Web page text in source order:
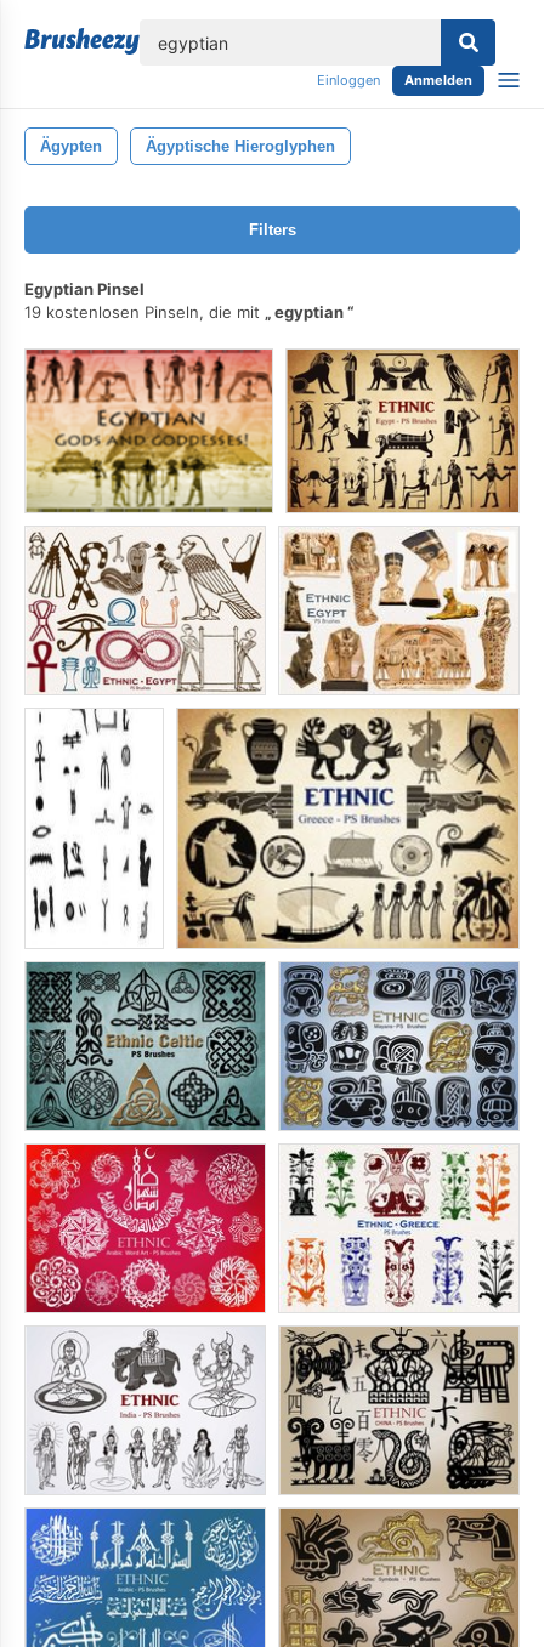
Einloggen Anmelden
Ägypten Ägyptische Hieroglyphen
Filters
Egyptian Pinsel
19 kostenlosen Pinseln, die mit
egyptian